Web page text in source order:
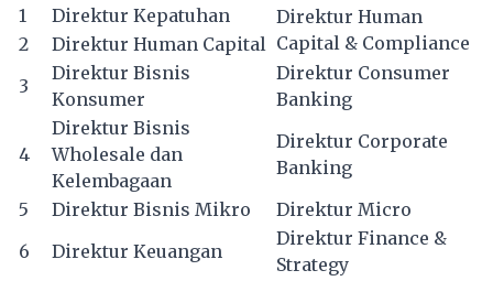
1
Direktur Kepatuhan
Direktur Human
Capital & Compliance
2
Direktur Human Capital
3
Direktur Bisnis
Konsumer
Direktur Consumer
Banking
4
Direktur Bisnis
Wholesale dan
Kelembagaan
Direktur Corporate
Banking
5
Direktur Bisnis Mikro
Direktur Micro
6
Direktur Keuangan
Direktur Finance &
Strategy